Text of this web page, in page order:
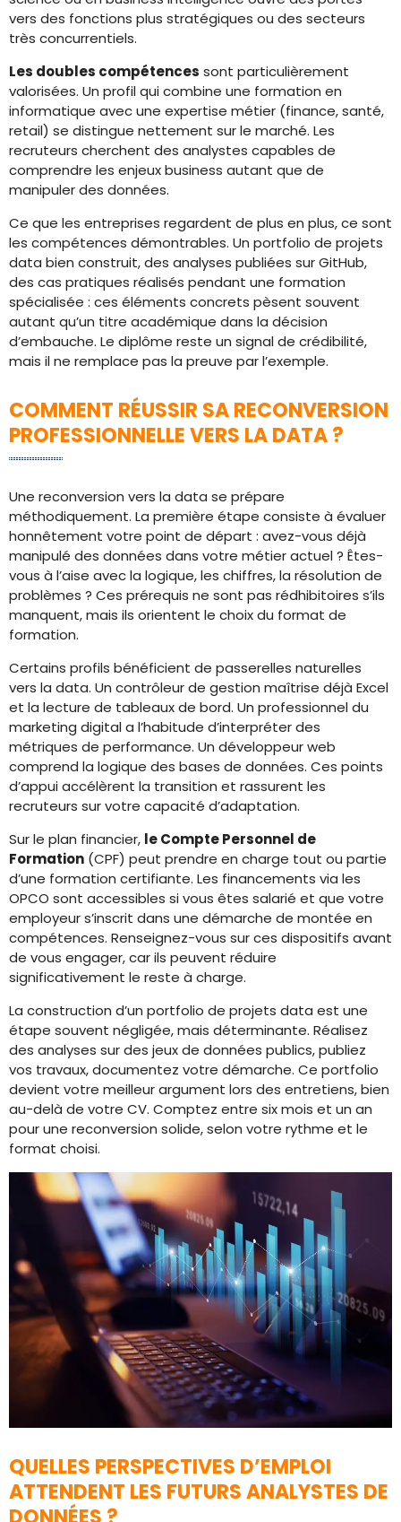
vers des fonctions plus stratégiques ou des secteurs
très concurrentiels.
Les doubles compétences sont particulièrement
valorisées. Un profil qui combine une formation en
informatique avec une expertise métier (finance, santé,
retail) se distingue nettement sur le marché. Les
recruteurs cherchent des analystes capables de
comprendre les enjeux business autant que de
manipuler des données.
Ce que les entreprises regardent de plus en plus, ce sont
les compétences démontrables. Un portfolio de projets
data bien construit, des analyses publiées sur GitHub,
des cas pratiques réalisés pendant une formation
spécialisée : ces éléments concrets pèsent souvent
autant qu’un titre académique dans la décision
d’embauche. Le diplôme reste un signal de crédibilité,
mais il ne remplace pas la preuve par l’exemple.
COMMENT RÉUSSIR SA RECONVERSION
PROFESSIONNELLE VERS LA DATA ?
Une reconversion vers la data se prépare
méthodiquement. La première étape consiste à évaluer
honnêtement votre point de départ : avez-vous déjà
manipulé des données dans votre métier actuel ? Êtes-
vous à l’aise avec la logique, les chiffres, la résolution de
problèmes ? Ces prérequis ne sont pas rédhibitoires s’ils
manquent, mais ils orientent le choix du format de
formation.
Certains profils bénéficient de passerelles naturelles
vers la data. Un contrôleur de gestion maîtrise déjà Excel
et la lecture de tableaux de bord. Un professionnel du
marketing digital a l’habitude d’interpréter des
métriques de performance. Un développeur web
comprend la logique des bases de données. Ces points
d’appui accélèrent la transition et rassurent les
recruteurs sur votre capacité d’adaptation.
Sur le plan financier, le Compte Personnel de
Formation (CPF) peut prendre en charge tout ou partie
d’une formation certifiante. Les financements via les
OPCO sont accessibles si vous êtes salarié et que votre
employeur s’inscrit dans une démarche de montée en
compétences. Renseignez-vous sur ces dispositifs avant
de vous engager, car ils peuvent réduire
significativement le reste à charge.
La construction d’un portfolio de projets data est une
étape souvent négligée, mais déterminante. Réalisez
des analyses sur des jeux de données publics, publiez
vos travaux, documentez votre démarche. Ce portfolio
devient votre meilleur argument lors des entretiens, bien
au-delà de votre CV. Comptez entre six mois et un an
pour une reconversion solide, selon votre rythme et le
format choisi.
QUELLES PERSPECTIVES D’EMPLOI
ATTENDENT LES FUTURS ANALYSTES DE